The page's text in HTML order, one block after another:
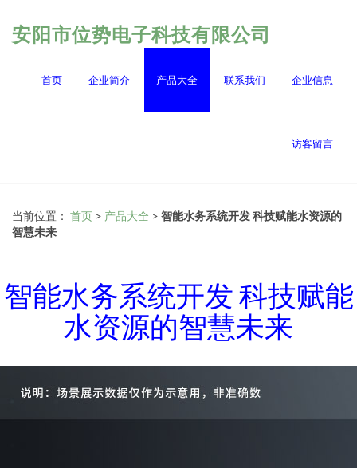
安阳市位势电子科技有限公司
首页 企业简介 产品大全 联系我们 企业信息
访客留言
当前位置： 首页 > 产品大全 > 智能水务系统开发 科技赋能水资源的
智慧未来
智能水务系统开发 科技赋能
水资源的智慧未来